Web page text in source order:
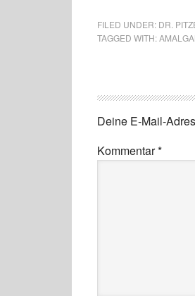
FILED UNDER: DR.
TAGGED WITH:
Deine E-Mail-
Kommentar*